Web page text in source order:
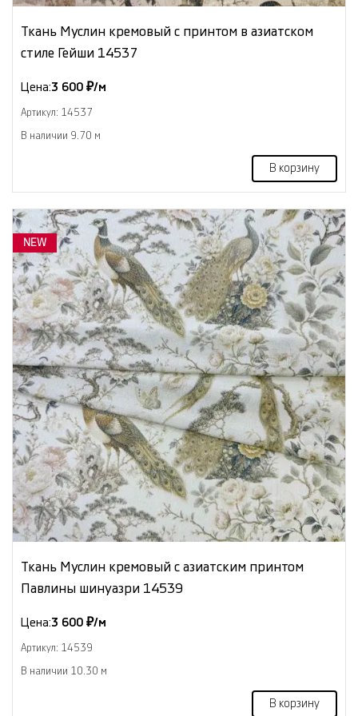
Ткань Муслин кремовый с принтом в азиатском
стиле Гейши 14537
Цена:3 600 ₽/м
Артикул: 14537
В наличии 9.70 м
В корзину
NEW
Ткань Муслин кремовый с азиатским принтом
Павлины шинуазри 14539
Цена:3 600 ₽/м
Артикул: 14539
В наличии 10.30 м
В корзину